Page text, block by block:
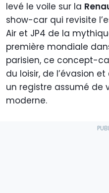
levé le voile sur la
show-car qui revisite
Air et JP4 de la
première mondiale
parisien, ce concept-
du loisir, de l’évasion
un registre assumé de
moderne.